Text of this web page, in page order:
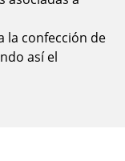
la confección de
así el